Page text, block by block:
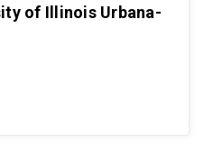
of Illinois Urbana-